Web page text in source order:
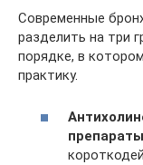
Современные
разделить на три
порядке, в
практику.